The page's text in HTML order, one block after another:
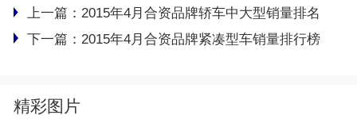
上一篇： 2015年4月合资品牌轿车中大型销量排名
下一篇： 2015年4月合资品牌紧凑型车销量排行榜
精彩图片